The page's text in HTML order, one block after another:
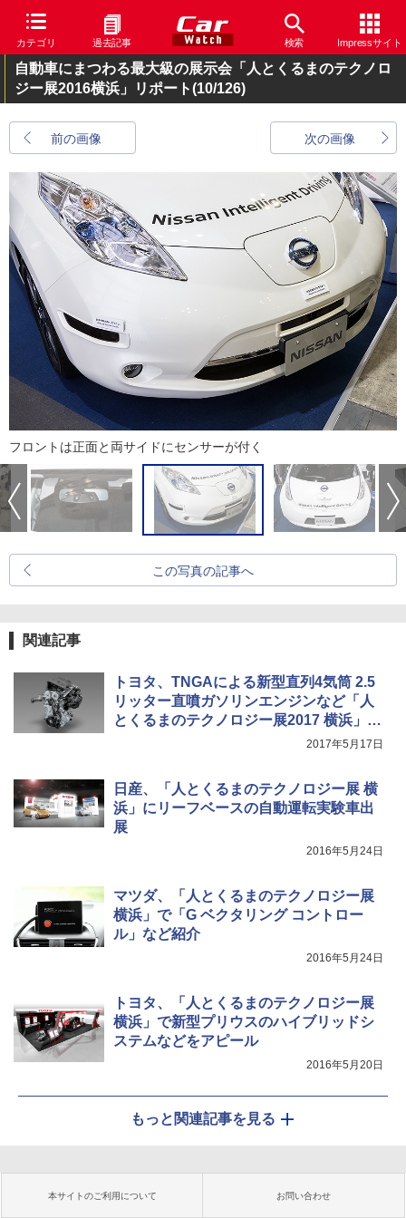
カテゴリ 過去記事 検索 Impressサイト
自動車にまつわる最大級の展示会「人とくるまのテクノロ
ジー展2016横浜」リポート(10/126)
前の画像 次の画像
フロントは正面と両サイドにセンサーが付く
この写真の記事へ
関連記事
トヨタ、TNGAによる新型直列4気筒 2.5
リッター直噴ガソリンエンジンなど「人
とくるまのテクノロジー展2017 横浜」に
2017年5月17日
日産、「人とくるまのテクノロジー展 横
浜」にリーフベースの自動運転実験車出
展
2016年5月24日
マツダ、「人とくるまのテクノロジー展
横浜」で「G ベクタリング コントロー
ル」など紹介
2016年5月24日
トヨタ、「人とくるまのテクノロジー展
横浜」で新型プリウスのハイブリッドシ
ステムなどをアピール
2016年5月20日
もっと関連記事を見る
本サイトのご利用について お問い合わせ